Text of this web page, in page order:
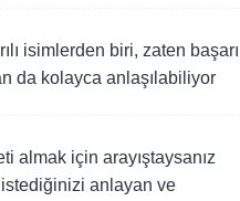
isimlerden biri, zaten başarı
da kolayca anlaşılabiliyor
almak için arayıştaysanız
anlayan ve